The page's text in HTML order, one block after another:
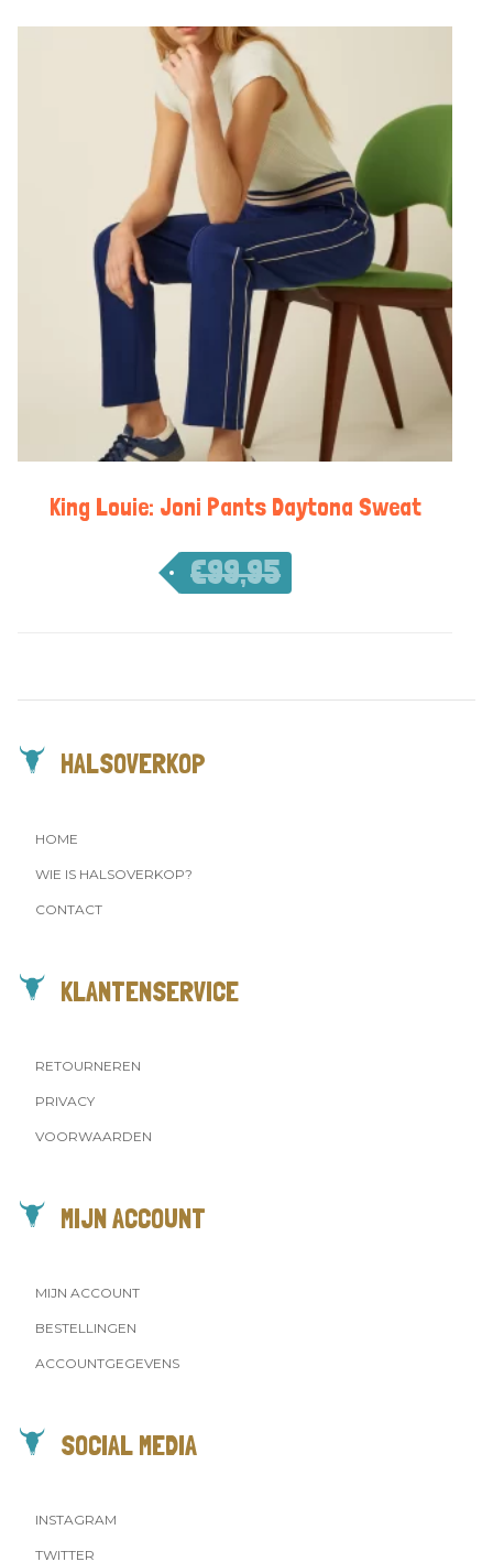
King Louie: Joni Pants Daytona Sweat
€99,95
HALSOVERKOP
HOME
WIE IS HALSOVERKOP?
CONTACT
KLANTENSERVICE
RETOURNEREN
PRIVACY
VOORWAARDEN
MIJN ACCOUNT
MIJN ACCOUNT
BESTELLINGEN
ACCOUNTGEGEVENS
SOCIAL MEDIA
INSTAGRAM
TWITTER